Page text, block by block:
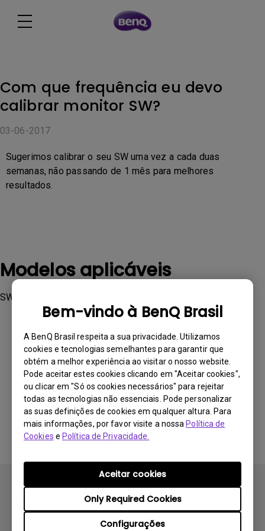
Bem-vindo à BenQ Brasil
A BenQ Brasil respeita a sua privacidade. Utilizamos
cookies e tecnologias semelhantes para garantir que
obtém a melhor experiência ao visitar o nosso website.
Pode aceitar estes cookies clicando em "Aceitar cookies",
ou clicar em "Só os cookies necessários" para rejeitar
todas as tecnologias não essenciais. Pode personalizar
as suas definições de cookies em qualquer altura. Para
mais informações, por favor visite a nossaPolítica de
Cookies ePolítica de Privacidade.
Configurações
Only Required Cookies
Aceitar cookies
Com que frequência eu devo
calibrar monitor SW?
03-06-2017
Sugerimos calibrar o seu SW uma vez a cada duas
semanas, não passando de 1 mês para melhores
resultados.
Modelos aplicáveis
SW2700PT
Esta informação foi útil?
Sim Não